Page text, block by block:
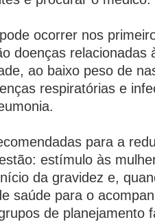
ocorrer nos
doenças relacionadas
ao baixo peso de
respiratórias e
para a
estímulo às
da gravidez e,
saúde para o
de planejamento